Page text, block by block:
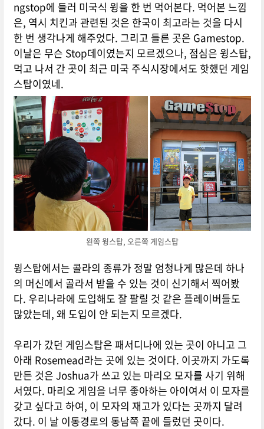
ngstop에 들러 미국식 윙을 한 번 먹어본다. 먹어본 느낌
은, 역시 치킨과 관련된 것은 한국이 최고라는 것을 다시
한 번 생각나게 해주었다. 그리고 들른 곳은 Gamestop.
이날은 무슨 Stop데이였는지 모르겠으나, 점심은 윙스탑,
먹고 나서 간 곳이 최근 미국 주식시장에서도 핫했던 게임
스탑이였네.
왼쪽 윙스탑, 오른쪽 게임스탑
윙스탑에서는 콜라의 종류가 정말 엄청나게 많은데 하나
의 머신에서 골라서 받을 수 있는 것이 신기해서 찍어봤
다. 우리나라에 도입해도 잘 팔릴 것 같은 플레이버들도
많았는데, 왜 도입이 안 되는지 모르겠다.
우리가 갔던 게임스탑은 패서디나에 있는 곳이 아니고 그
아래 Rosemead라는 곳에 있는 것이다. 이곳까지 가도록
만든 것은 Joshua가 쓰고 있는 마리오 모자를 사기 위해
서였다. 마리오 게임을 너무 좋아하는 아이여서 이 모자를
갖고 싶다고 하여, 이 모자의 재고가 있다는 곳까지 달려
갔다. 이 날 이동경로의 동남쪽 끝에 들렀던 곳이다.